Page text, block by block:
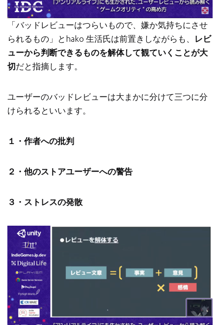
「バッドレビューはつらいもので、嫌か気持ちにさせ
られるもの」とhako 生活氏は前置きしながらも、
レビ
ューから判断できるものを解体して観ていくことが大
切 だと指摘します。
ユーザーのバッドレビューは大まかに分けて三つに分
けられるといいます。
１・作者への批判
２・他のストアユーザーへの警告
３・ストレスの発散